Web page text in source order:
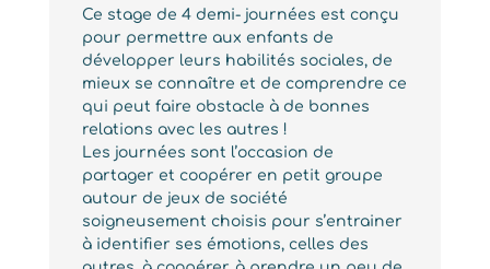
Ce stage de 4 demi- journées est conçu
pour permettre aux enfants de
développer leurs habilités sociales, de
mieux se connaître et de comprendre ce
qui peut faire obstacle à de bonnes
relations avec les autres !
Les journées sont l’occasion de
partager et coopérer en petit groupe
autour de jeux de société
soigneusement choisis pour s’entrainer
à identifier ses émotions, celles des